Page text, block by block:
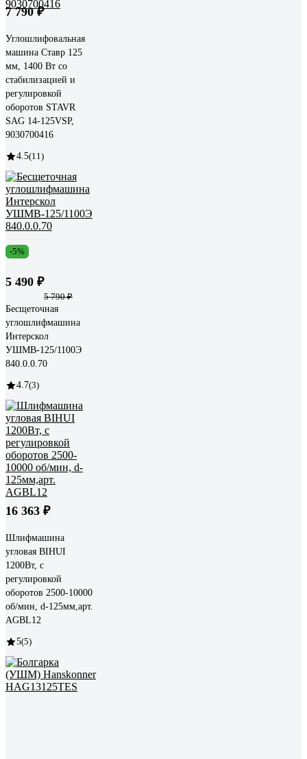
7 790 ₽
Углошлифовальная
машина Ставр 125
мм, 1400 Вт со
стабилизацией и
регулировкой
оборотов STAVR
SAG 14-125VSP,
9030700416
4.5(11)
-5%
5 490 ₽
5 790 ₽
Бесщеточная
углошлифмашина
Интерскол
УШМВ-125/1100Э
840.0.0.70
4.7(3)
16 363 ₽
Шлифмашина
угловая BIHUI
1200Вт, с
регулировкой
оборотов 2500-10000
об/мин, d-125мм,арт.
AGBL12
5(5)